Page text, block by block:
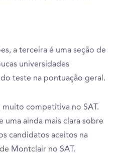
a terceira é uma seção de
universidades
teste na pontuação geral.
muito competitiva no SAT.
uma ainda mais clara sobre
candidatos aceitos na
Montclair no SAT.